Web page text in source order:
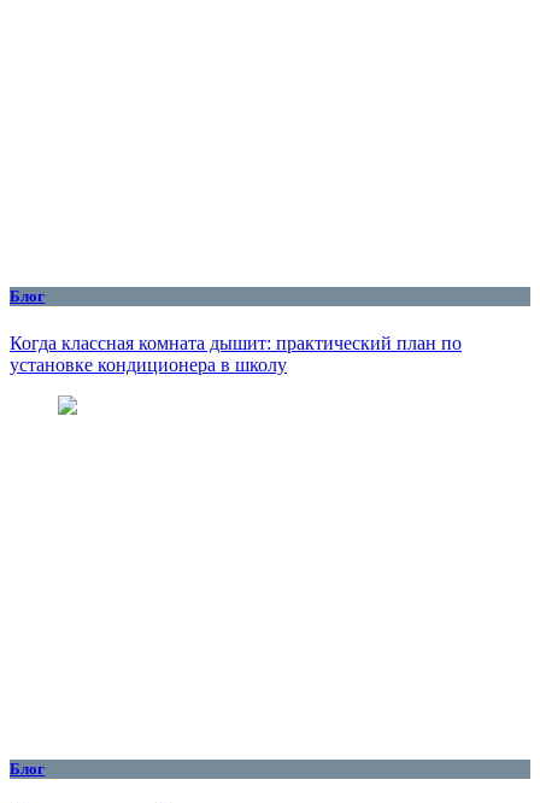
Блог
Когда классная комната дышит: практический план по
установке кондиционера в школу
Блог